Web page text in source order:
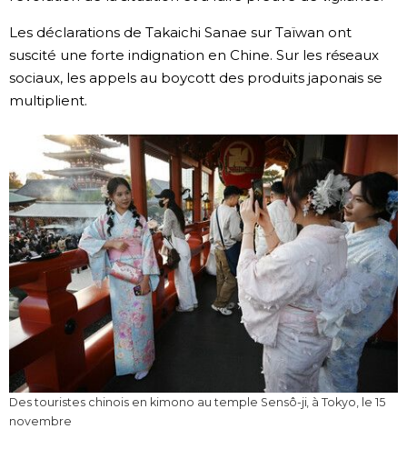
Tokyo
Les déclarations de Takaichi Sanae sur Taïwan ont
suscité une forte indignation en Chine. Sur les réseaux
sociaux, les appels au boycott des produits japonais se
multiplient.
Des touristes chinois en kimono au temple Sensô-ji, à Tokyo, le 15
novembre